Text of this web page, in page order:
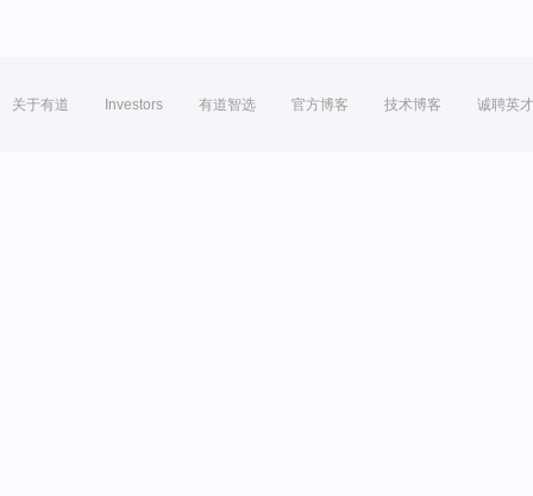
关于有道 Investors 有道智选 官方博客 技术博客 诚聘英才